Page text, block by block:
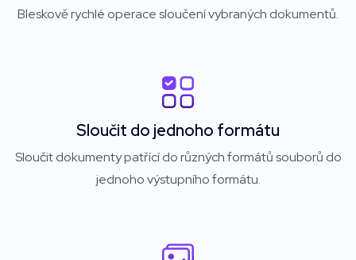
Bleskově rychlé operace sloučení vybraných dokumentů.
Sloučit do jednoho formátu
Sloučit dokumenty patřící do různých formátů souborů do
jednoho výstupního formátu.